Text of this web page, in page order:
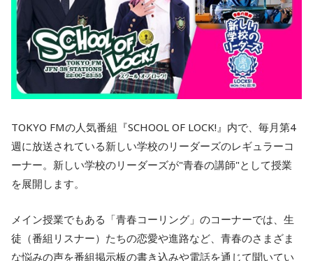
TOKYO FMの人気番組『SCHOOL OF LOCK!』内で、毎月第4
週に放送されている新しい学校のリーダーズのレギュラーコ
ーナー。新しい学校のリーダーズが"青春の講師"として授業
を展開します。
メイン授業でもある「青春コーリング」のコーナーでは、生
徒（番組リスナー）たちの恋愛や進路など、青春のさまざま
な悩みの声を番組掲示板の書き込みや電話を通じて聞いてい